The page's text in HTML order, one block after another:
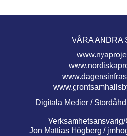
VÅRA ANDRA
Digitala Medier /
Jon Mattias Högberg /